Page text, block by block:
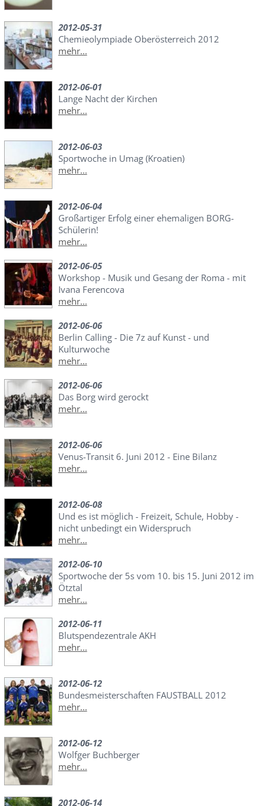
2012-05-31
Chemieolympiade Oberösterreich 2012
mehr...
2012-06-01
Lange Nacht der Kirchen
mehr...
2012-06-03
Sportwoche in Umag (Kroatien)
mehr...
2012-06-04
Großartiger Erfolg einer ehemaligen BORG-
Schülerin!
mehr...
2012-06-05
Workshop - Musik und Gesang der Roma - mit
Ivana Ferencova
mehr...
2012-06-06
Berlin Calling - Die 7z auf Kunst - und
Kulturwoche
mehr...
2012-06-06
Das Borg wird gerockt
mehr...
2012-06-06
Venus-Transit 6. Juni 2012 - Eine Bilanz
mehr...
2012-06-08
Und es ist möglich - Freizeit, Schule, Hobby -
nicht unbedingt ein Widerspruch
mehr...
2012-06-10
Sportwoche der 5s vom 10. bis 15. Juni 2012 im
Ötztal
mehr...
2012-06-11
Blutspendezentrale AKH
mehr...
2012-06-12
Bundesmeisterschaften FAUSTBALL 2012
mehr...
2012-06-12
Wolfger Buchberger
mehr...
2012-06-14